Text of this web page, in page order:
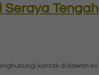
Seraya Tengah
kontak di bawah ini: